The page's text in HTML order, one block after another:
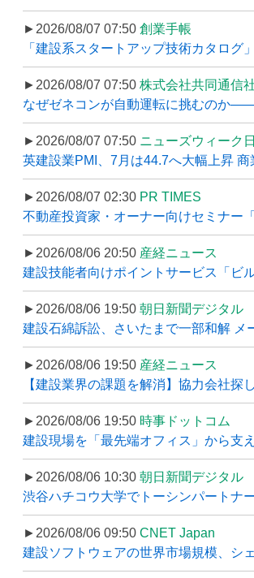
►2026/08/07 07:50 創業手帳
「建設系スタートアップ技術カタログ
►2026/08/07 07:50 株式会社共同通信
なぜゼネコンが自動運転に挑むのか
►2026/08/07 07:50 ニューズウィーク
英建設業PMI、7月は44.7へ大幅上昇
►2026/08/07 02:30 PR TIMES
不動産投資家・オーナー向けセミナー
►2026/08/06 20:50 産経ニュース
建設技能者向けポイントサービス「ビ
►2026/08/06 19:50 朝日新聞デジタル
建設石綿訴訟、さいたまで一部和解 メ
►2026/08/06 19:50 産経ニュース
【建設業界の課題を解消】協力会社探
►2026/08/06 19:50 時事ドットコム
建設現場を「最先端オフィス」から支
►2026/08/06 10:30 朝日新聞デジタル
渋谷ハチコウ大学でトーシンパートナ
►2026/08/06 09:50 CNET Japan
建設ソフトウェアの世界市場規模、シ